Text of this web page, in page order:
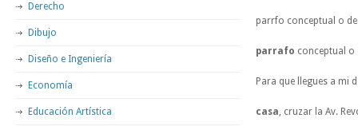
parrfo conceptual o
parrafo conceptual o
Para que llegues a mi
casa, cruzar la Av.
Derecho
Dibujo
Diseño e Ingeniería
Economía
Educación Artística